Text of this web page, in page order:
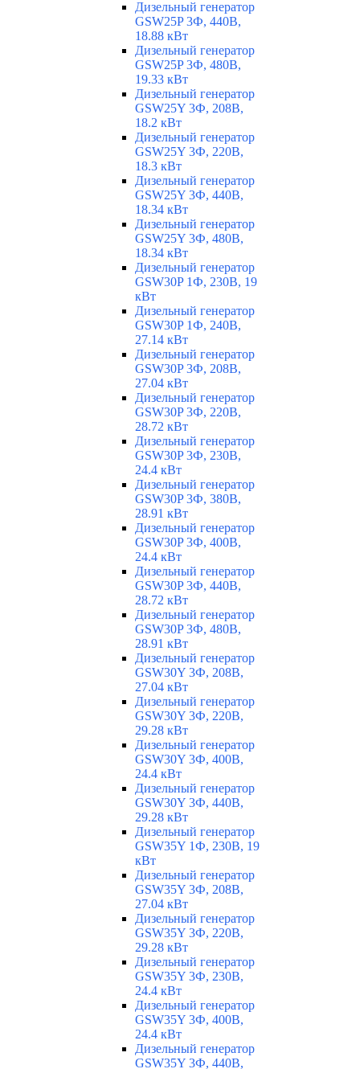
Дизельный генератор
GSW25P 3Ф, 440В,
18.88 кВт
Дизельный генератор
GSW25P 3Ф, 480В,
19.33 кВт
Дизельный генератор
GSW25Y 3Ф, 208В,
18.2 кВт
Дизельный генератор
GSW25Y 3Ф, 220В,
18.3 кВт
Дизельный генератор
GSW25Y 3Ф, 440В,
18.34 кВт
Дизельный генератор
GSW25Y 3Ф, 480В,
18.34 кВт
Дизельный генератор
GSW30P 1Ф, 230В, 19
кВт
Дизельный генератор
GSW30P 1Ф, 240В,
27.14 кВт
Дизельный генератор
GSW30P 3Ф, 208В,
27.04 кВт
Дизельный генератор
GSW30P 3Ф, 220В,
28.72 кВт
Дизельный генератор
GSW30P 3Ф, 230В,
24.4 кВт
Дизельный генератор
GSW30P 3Ф, 380В,
28.91 кВт
Дизельный генератор
GSW30P 3Ф, 400В,
24.4 кВт
Дизельный генератор
GSW30P 3Ф, 440В,
28.72 кВт
Дизельный генератор
GSW30P 3Ф, 480В,
28.91 кВт
Дизельный генератор
GSW30Y 3Ф, 208В,
27.04 кВт
Дизельный генератор
GSW30Y 3Ф, 220В,
29.28 кВт
Дизельный генератор
GSW30Y 3Ф, 400В,
24.4 кВт
Дизельный генератор
GSW30Y 3Ф, 440В,
29.28 кВт
Дизельный генератор
GSW35Y 1Ф, 230В, 19
кВт
Дизельный генератор
GSW35Y 3Ф, 208В,
27.04 кВт
Дизельный генератор
GSW35Y 3Ф, 220В,
29.28 кВт
Дизельный генератор
GSW35Y 3Ф, 230В,
24.4 кВт
Дизельный генератор
GSW35Y 3Ф, 400В,
24.4 кВт
Дизельный генератор
GSW35Y 3Ф, 440В,